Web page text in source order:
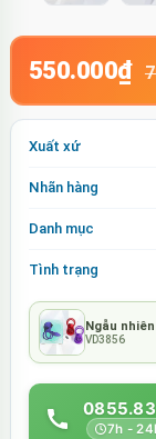
550.000₫
Xuất xứ
Nhãn hàng
Danh mục
Tình trạng
Ngẫu nhiên
VD3856
7h -